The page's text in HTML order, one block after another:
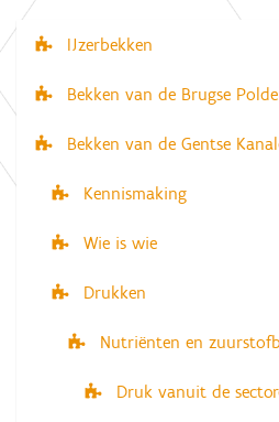
N
a
i
IJzerbekken
Bekken van de Brugse
Bekken van de Gentse
Kennismaking
Wie is wie
Drukken
Nutriënten en
Druk vanuit de